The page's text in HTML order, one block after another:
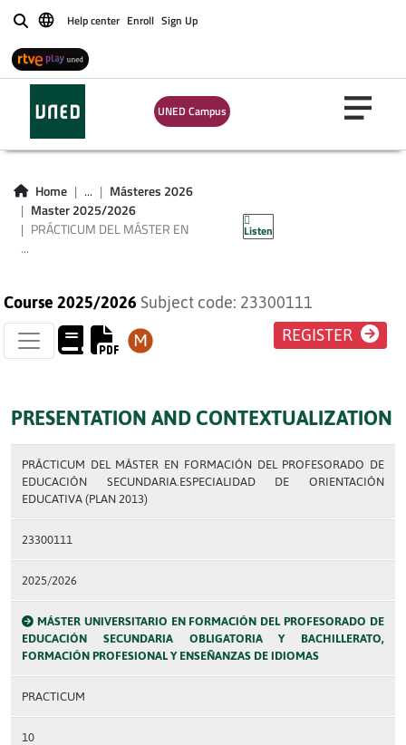
BuscarHelp center Enroll Sign Up
UNED Campus
Home ...
Másteres 2026
Master 2025/2026
PRÁCTICUM DEL MÁSTER EN
...
Listen
DEL
DE
(PLAN 2013)
Course 2025/2026 Subject code: 23300111
REGISTER
PRESENTATION AND CONTEXTUALIZATION
PRÁCTICUM DEL MÁSTER EN FORMACIÓN DEL PROFESORADO DE
EDUCACIÓN SECUNDARIA.ESPECIALIDAD DE ORIENTACIÓN
EDUCATIVA (PLAN 2013)
23300111
2025/2026
MÁSTER UNIVERSITARIO EN FORMACIÓN DEL PROFESORADO DE
EDUCACIÓN SECUNDARIA OBLIGATORIA Y BACHILLERATO,
FORMACIÓN PROFESIONAL Y ENSEÑANZAS DE IDIOMAS
PRACTICUM
10